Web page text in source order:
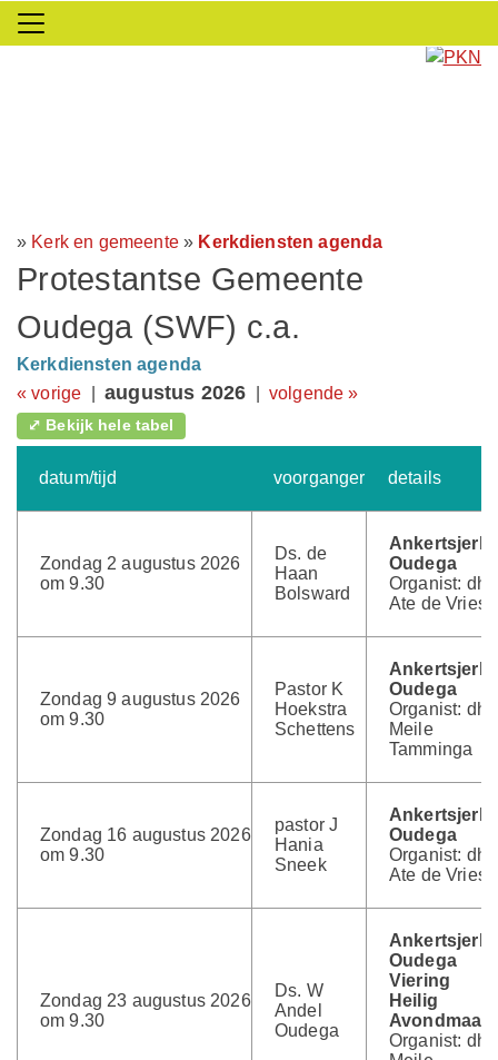
» Kerk en gemeente» Kerkdiensten agenda
Protestantse Gemeente
Oudega (SWF) c.a.
Kerkdiensten agenda
« vorige |augustus 2026 volgende »
⤢ Bekijk hele tabel
datum/tijd voorganger details
Zondag 2 augustus 2026
om 9.30
Ds. de
Haan
Bolsward
Ankertsjerke
Oudega
Organist: dhr.
Ate de Vries
Zondag 9 augustus 2026
om 9.30
Pastor K
Hoekstra
Schettens
Ankertsjerke
Oudega
Organist: dhr.
Meile
Tamminga
Zondag 16 augustus 2026
om 9.30
pastor J
Hania
Sneek
Ankertsjerke
Oudega
Organist: dhr.
Ate de Vries
Zondag 23 augustus 2026
om 9.30
Ds. W
Andel
Oudega
Ankertsjerke
Oudega
Viering
Heilig
Avondmaal
Organist: dhr.